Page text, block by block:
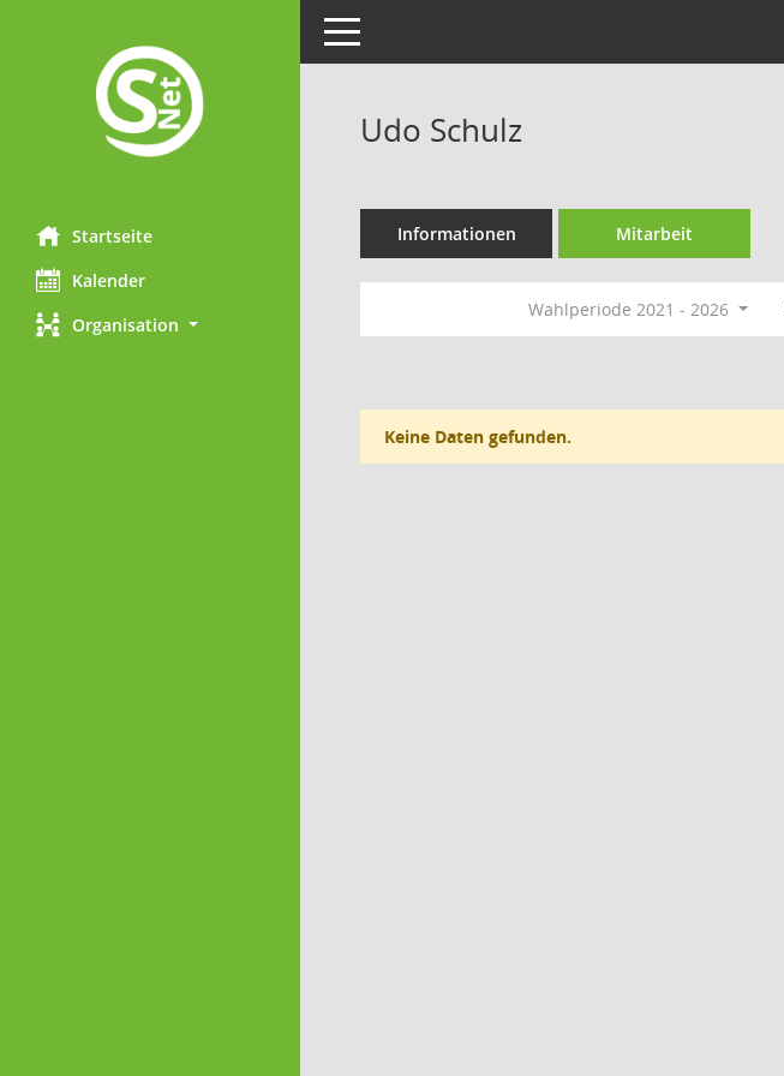
Startseite
Kalender
Organisation
Toggle navigation
Udo Schulz
Informationen Mitarbeit
Wahlperiode 2021 - 2026
Keine Daten gefunden.